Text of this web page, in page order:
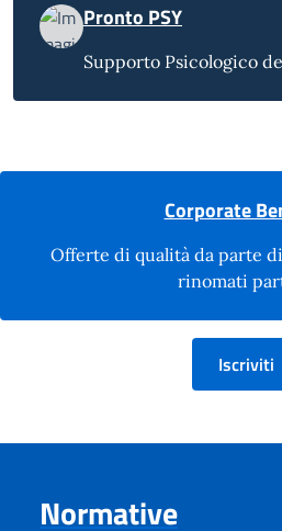
Pronto PSY
Supporto Psicologico
Corporate
Offerte di qualità da parte
rinomati
Iscriviti
Normative